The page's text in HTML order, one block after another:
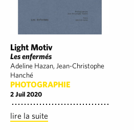
Light Motiv
Les enfermés
Adeline Hazan, Jean-Christophe
Hanché
PHOTOGRAPHIE
2 Juil 2020
lire la suite